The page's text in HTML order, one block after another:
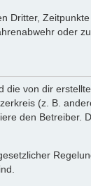
Dritter,
oder
die von dir
(z. B.
den Betreiber.